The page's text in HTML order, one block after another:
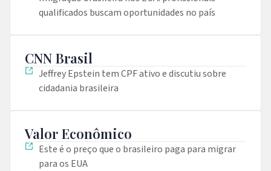
qualificados buscam oportunidades no país
CNN Brasil
Jeffrey Epstein tem CPF ativo e discutiu sobre
cidadania brasileira
Valor Econômico
Este é o preço que o brasileiro paga para migrar
para os EUA